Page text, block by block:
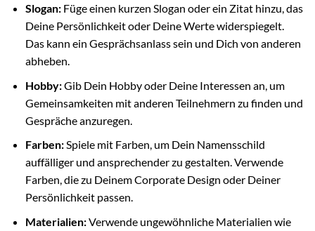
Slogan:Füge einen kurzen Slogan oder ein Zitat hinzu, das
Deine Persönlichkeit oder Deine Werte widerspiegelt.
Das kann ein Gesprächsanlass sein und Dich von anderen
abheben.
Hobby:Gib Dein Hobby oder Deine Interessen an, um
Gemeinsamkeiten mit anderen Teilnehmern zu finden und
Gespräche anzuregen.
Farben:Spiele mit Farben, um Dein Namensschild
auffälliger und ansprechender zu gestalten. Verwende
Farben, die zu Deinem Corporate Design oder Deiner
Persönlichkeit passen.
Materialien:Verwende ungewöhnliche Materialien wie